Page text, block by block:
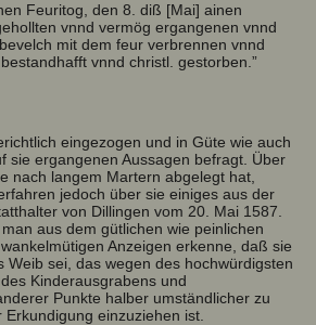
Feuritog, den 8. diß [Mai] ainen
vnnd vermög ergangenen vnnd
mit dem feur verbrennen vnnd
vnnd christl. gestorben.”
eingezogen und in Güte wie auch
sie ergangenen Aussagen befragt. Über
nach langem Martern abgelegt hat,
jedoch über sie einiges aus der
von Dillingen vom 20. Mai 1587.
aus dem gütlichen wie peinlichen
Anzeigen erkenne, daß sie
Weib sei, das wegen des hochwürdigsten
Kinderausgrabens und
Punkte halber umständlicher zu
einzuziehen ist.